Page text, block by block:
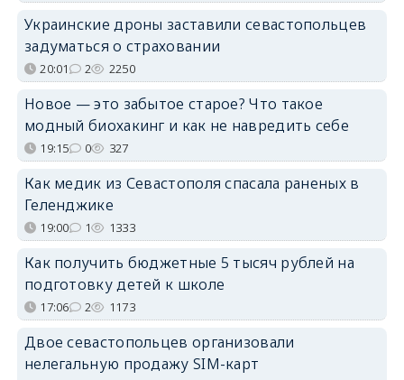
Украинские дроны заставили севастопольцев
задуматься о страховании
20:01 2 2250
Новое — это забытое старое? Что такое
модный биохакинг и как не навредить себе
19:15 0 327
Как медик из Севастополя спасала раненых в
Геленджике
19:00 1 1333
Как получить бюджетные 5 тысяч рублей на
подготовку детей к школе
17:06 2 1173
Двое севастопольцев организовали
нелегальную продажу SIM-карт